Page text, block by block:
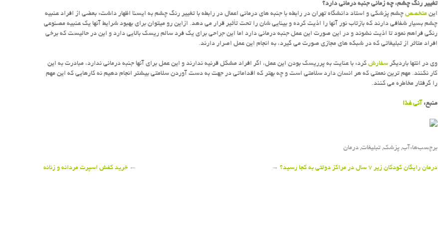
تغییر رنگ چشم، چه زمانی جنبه درمانی دارد؟
این متخصص چشم پزشکی و استاد دانشگاه تهران در رابطه با جنبه های درمانی اعمال در رابطه با تغییر رنگ چشم به ایسنا اظهار داشت: بعضی از افراد عنبیه
چشم بسیار شفافی دارند که بازتاب نور آنها را اذیت کرده و بینایی شان را تحت تأثیر قرار می دهد. ازاین رو میتوان برای بهبود شرایط آنها یک عنبیه مصنوعی
رنگی فراهم نمود تا اذیت نشوند و در این صورت این عمل جنبه درمانی دارد اما این جراحی برای یک فرد سالم ریسک بالایی دارد و این در حالیست که برخی
افراد متاثر از تبلیغاتی که در شبکه های مجازی صورت می گیرد، به انجام این عمل اصرار دارند.
وی در انتها باردیگر سفارش کرد: با عنایت به پرریسک بودن این عمل، اگر افراد مشکل قرنیه ندارند و این عمل برای آنها جنبه درمانی ندارد، مبادرت به این
کار نکنند. مهم ترین نعمتی که هر انسان دارد سلامتی است و چه بهتر که اقداماتی در جهت به دست آوردن سلامتی بیشتر انجام دهیم نه کارهایی که این مهم
را گرفتار مخاطره می کنند.
منبع: آنی غذا
برچسب‌ها: آب, پزشك, تبلیغات, درمان
P
← خرید کفش اسپرت مردانه و زنانه درمان رایگان کودکان زیر ۷ سال در مراکز دولتی به کجا رسید؟ →